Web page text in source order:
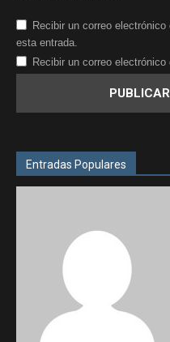
Recibir un correo
esta entrada.
Recibir un correo
Entradas Populares